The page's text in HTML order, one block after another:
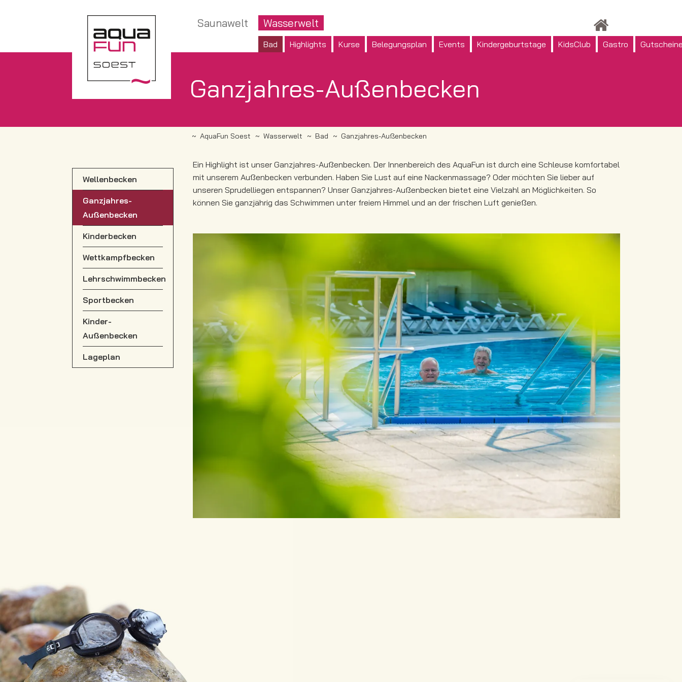
Saunawelt Wasserwelt
Bad Highlights Kurse Belegungsplan Events Kindergeburtstage KidsClub Gastro
Ganzjahres-Außenbecken
AquaFun Soest Wasserwelt Bad Ganzjahres-Außenbecken
Ein Highlight ist unser Ganzjahres-Außenbecken. Der Innenbereich des AquaFun ist durch eine Schleuse komfortabel
mit unserem Außenbecken verbunden. Haben Sie Lust auf eine Nackenmassage? Oder möchten Sie lieber auf
unseren Sprudelliegen entspannen? Unser Ganzjahres-Außenbecken bietet eine Vielzahl an Möglichkeiten. So
können Sie ganzjährig das Schwimmen unter freiem Himmel und an der frischen Luft genießen.
Wellenbecken
Ganzjahres-
Außenbecken
Kinderbecken
Wettkampfbecken
Lehrschwimmbecken
Sportbecken
Kinder-
Außenbecken
Lageplan